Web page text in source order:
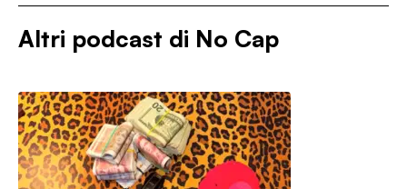
Altri podcast di No Cap